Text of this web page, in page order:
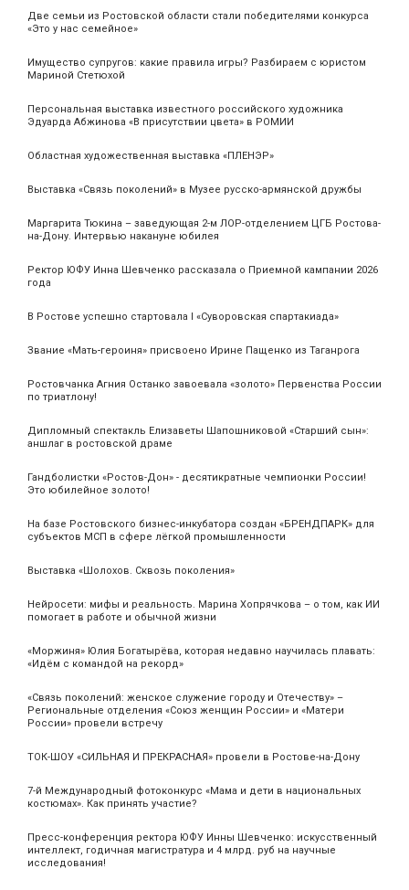
Две семьи из Ростовской области стали победителями конкурса
«Это у нас семейное»
Имущество супругов: какие правила игры? Разбираем с юристом
Мариной Стетюхой
Персональная выставка известного российского художника
Эдуарда Абжинова «В присутствии цвета» в РОМИИ
Областная художественная выставка «ПЛЕНЭР»
Выставка «Связь поколений» в Музее русско-армянской дружбы
Маргарита Тюкина – заведующая 2-м ЛОР-отделением ЦГБ Ростова-
на-Дону. Интервью накануне юбилея
Ректор ЮФУ Инна Шевченко рассказала о Приемной кампании 2026
года
В Ростове успешно стартовала I «Суворовская спартакиада»
Звание «Мать‑героиня» присвоено Ирине Пащенко из Таганрога
Ростовчанка Агния Останко завоевала «золото» Первенства России
по триатлону!
Дипломный спектакль Елизаветы Шапошниковой «Старший сын»:
аншлаг в ростовской драме
Гандболистки «Ростов-Дон» - десятикратные чемпионки России!
Это юбилейное золото!
На базе Ростовского бизнес-инкубатора создан «БРЕНДПАРК» для
субъектов МСП в сфере лёгкой промышленности
Выставка «Шолохов. Сквозь поколения»
Нейросети: мифы и реальность. Марина Хопрячкова – о том, как ИИ
помогает в работе и обычной жизни
«Моржиня» Юлия Богатырёва, которая недавно научилась плавать:
«Идём с командой на рекорд»
«Связь поколений: женское служение городу и Отечеству» –
Региональные отделения «Союз женщин России» и «Матери
России» провели встречу
ТОК-ШОУ «СИЛЬНАЯ И ПРЕКРАСНАЯ» провели в Ростове-на-Дону
7-й Международный фотоконкурс «Мама и дети в национальных
костюмах». Как принять участие?
Пресс-конференция ректора ЮФУ Инны Шевченко: искусственный
интеллект, годичная магистратура и 4 млрд. руб на научные
исследования!